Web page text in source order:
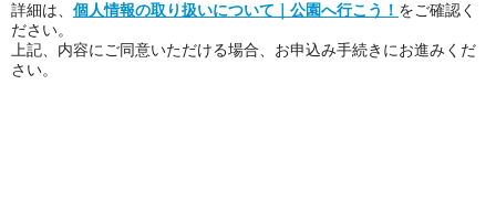
詳細は、 個人情報の取り扱いについて｜公園へ行こう！ をご確認く
ださい。
上記、内容にご同意いただける場合、お申込み手続きにお進みくだ
さい。